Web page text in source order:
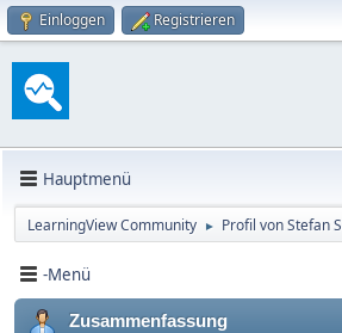
Einloggen Registrieren
Hauptmenü
LearningView Community ► Profil von Stefan S
-Menü
Zusammenfassung